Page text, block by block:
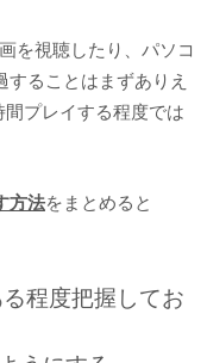
を視聴したり、パソコ
ることはまずありえ
プレイする程度では
方法をまとめると
程度把握してお